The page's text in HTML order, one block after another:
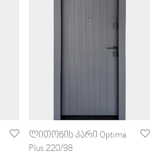
ლითონის კარი Optima
Plus 220/98